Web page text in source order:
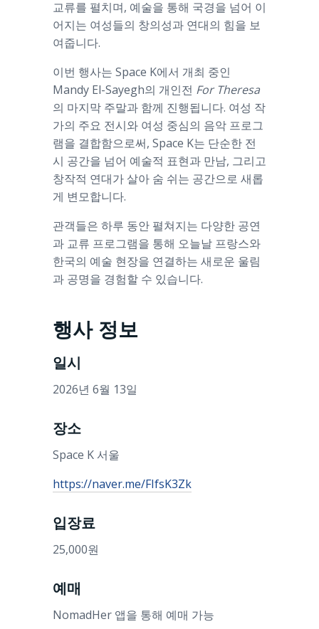
교류를 펼치며, 예술을 통해 국경을 넘어 이
어지는 여성들의 창의성과 연대의 힘을 보
여줍니다.
이번 행사는 Space K에서 개최 중인
Mandy El-Sayegh의 개인전 For Theresa
의 마지막 주말과 함께 진행됩니다. 여성 작
가의 주요 전시와 여성 중심의 음악 프로그
램을 결합함으로써, Space K는 단순한 전
시 공간을 넘어 예술적 표현과 만남, 그리고
창작적 연대가 살아 숨 쉬는 공간으로 새롭
게 변모합니다.
관객들은 하루 동안 펼쳐지는 다양한 공연
과 교류 프로그램을 통해 오늘날 프랑스와
한국의 예술 현장을 연결하는 새로운 울림
과 공명을 경험할 수 있습니다.
행사 정보
일시
2026년 6월 13일
장소
Space K 서울
https://naver.me/FIfsK3Zk
입장료
25,000원
예매
NomadHer 앱을 통해 예매 가능